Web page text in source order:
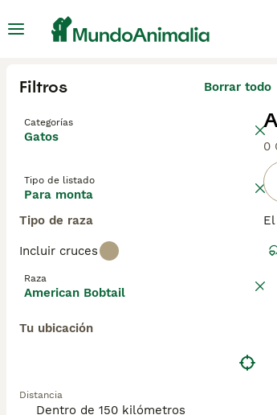
Filtros Borrar todo
Categorías
Gatos
Tipo de listado
Para monta
Tipo de raza
Incluir cruces
Raza
American Bobtail
Tu ubicación
Distancia
0